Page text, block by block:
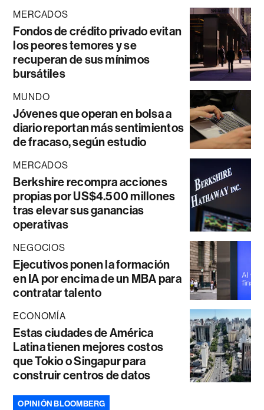
MERCADOS
Fondos de crédito privado evitan
los peores temores y se
recuperan de sus mínimos
bursátiles
MUNDO
Jóvenes que operan en bolsa a
diario reportan más sentimientos
de fracaso, según estudio
MERCADOS
Berkshire recompra acciones
propias por US$4.500 millones
tras elevar sus ganancias
operativas
NEGOCIOS
Ejecutivos ponen la formación
en IA por encima de un MBA para
contratar talento
ECONOMÍA
Estas ciudades de América
Latina tienen mejores costos
que Tokio o Singapur para
construir centros de datos
OPINIÓN BLOOMBERG